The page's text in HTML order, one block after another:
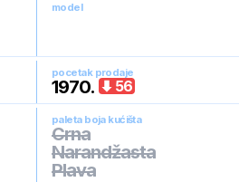
model
pocetak prodaje
1970. 56
paleta boja kućišta
Crna
Narandžasta
Plava